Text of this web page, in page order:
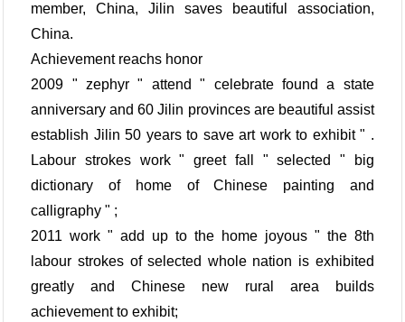
member, China, Jilin saves beautiful association,
China.
Achievement reachs honor
2009 " zephyr " attend " celebrate found a state
anniversary and 60 Jilin provinces are beautiful assist
establish Jilin 50 years to save art work to exhibit " .
Labour strokes work " greet fall " selected " big
dictionary of home of Chinese painting and
calligraphy " ;
2011 work " add up to the home joyous " the 8th
labour strokes of selected whole nation is exhibited
greatly and Chinese new rural area builds
achievement to exhibit;